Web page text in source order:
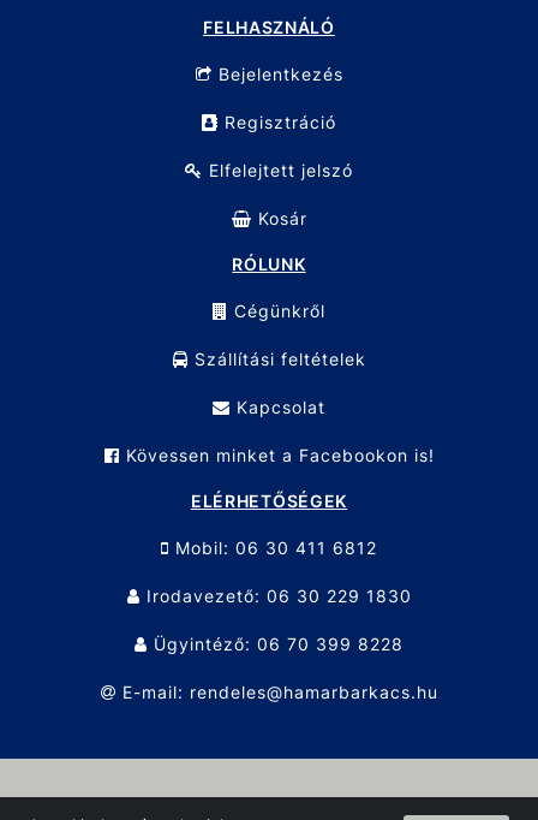
FELHASZNÁLÓ
Bejelentkezés
Regisztráció
Elfelejtett jelszó
Kosár
RÓLUNK
Cégünkről
Szállítási feltételek
Kapcsolat
Kövessen minket a Facebookon is!
ELÉRHETŐSÉGEK
Mobil: 06 30 411 6812
Irodavezető: 06 30 229 1830
Ügyintéző: 06 70 399 8228
E-mail: rendeles@hamarbarkacs.hu